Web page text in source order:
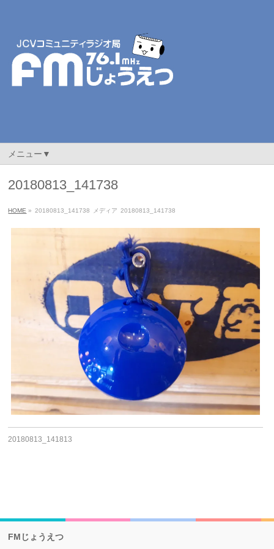
メニュー▼
20180813_141738
HOME » 20180813_141738 メディア 20180813_141738
20180813_141813
FMじょうえつ